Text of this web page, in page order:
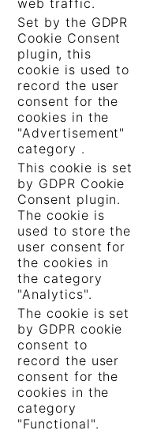
web traffic.
Set by the GDPR
Cookie Consent
plugin, this
cookie is used to
record the user
consent for the
cookies in the
"Advertisement"
category .
This cookie is set
by GDPR Cookie
Consent plugin.
The cookie is
used to store the
user consent for
the cookies in
the category
"Analytics".
The cookie is set
by GDPR cookie
consent to
record the user
consent for the
cookies in the
category
"Functional".